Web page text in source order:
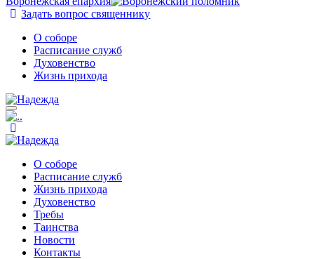
Задать вопрос священнику
О соборе
Расписание служб
Духовенство
Жизнь прихода
О соборе
Расписание служб
Жизнь прихода
Духовенство
Требы
Таинства
Новости
Контакты